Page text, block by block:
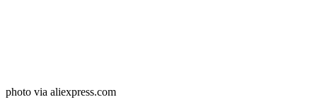
photo via aliexpress.com